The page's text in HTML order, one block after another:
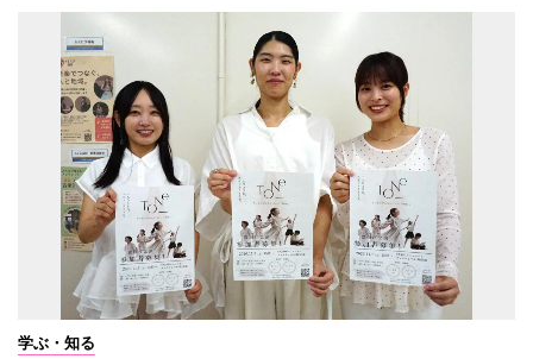
学ぶ・知る